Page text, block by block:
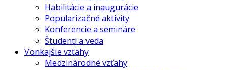
Habilitácie a inaugurácie
Popularizačné aktivity
Konferencie a semináre
Študenti a veda
Vonkajšie vzťahy
Medzinárodné vzťahy